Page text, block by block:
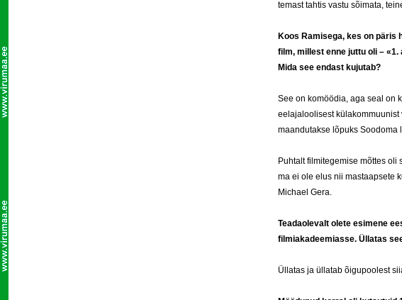
temast tahtis vastu sõimata,
Koos Ramisega, kes on päris
film, millest enne juttu oli –
Mida see endast kujutab?
See on komöödia, aga seal on
eelajaloolisest külakommuunist
maandutakse lõpuks Soodoma
Puhtalt filmitegemise mõttes
ma ei ole elus nii mastaapsete
Michael Gera.
Teadaolevalt olete esimene
filmiakadeemiasse. Üllatas
Üllatas ja üllatab õigupoolest